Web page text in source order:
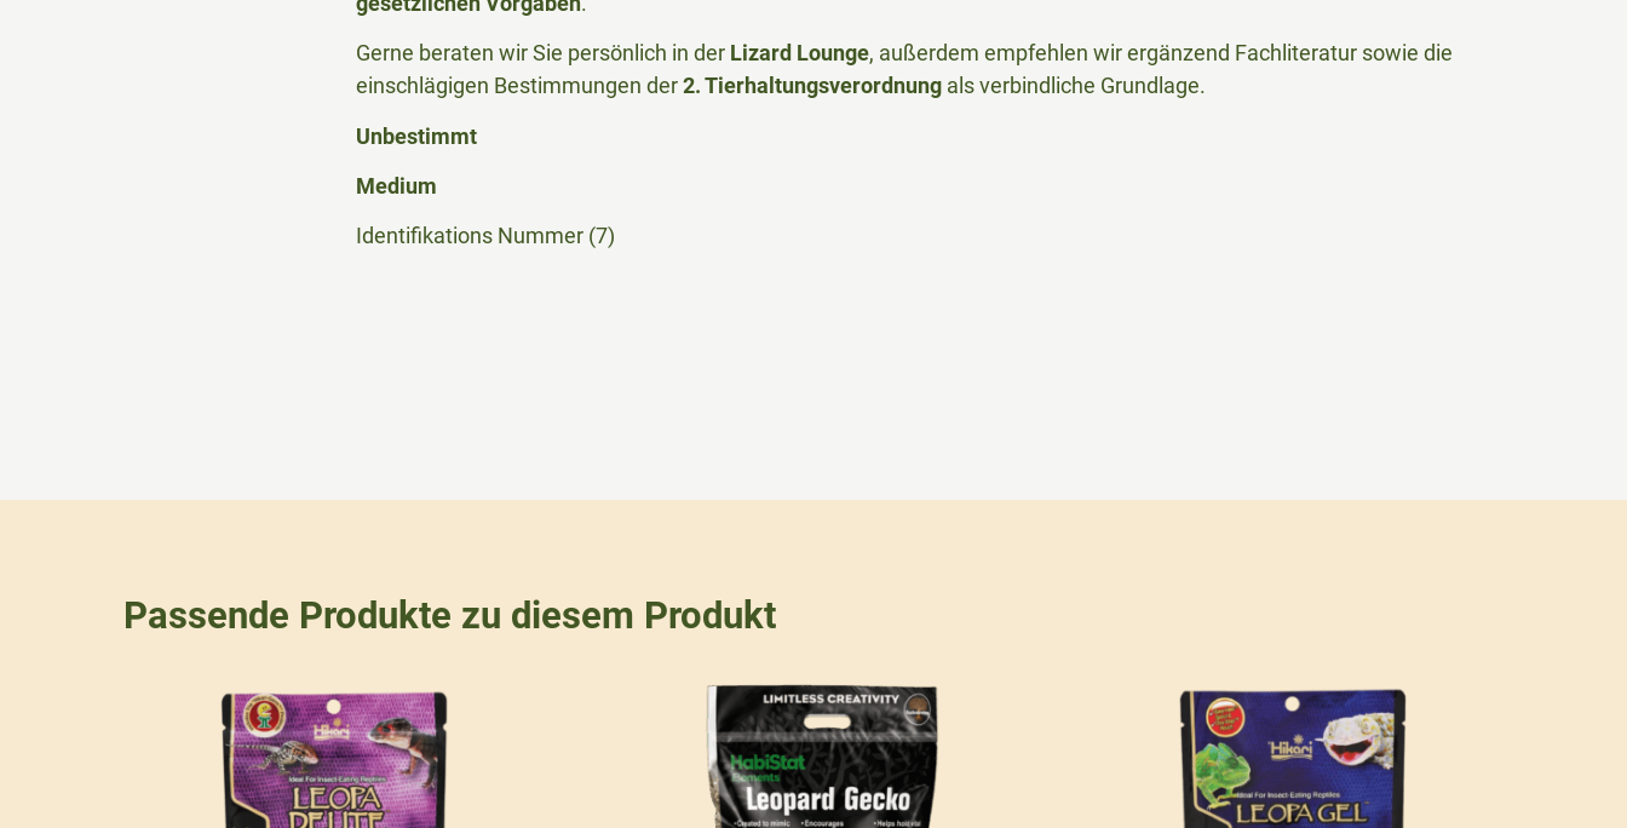
Gerne beraten wir Sie persönlich in der Lizard Lounge, außerdem empfehlen wir ergänzend Fachliteratur sowie die
einschlägigen Bestimmungen der2. Tierhaltungsverordnungals verbindliche Grundlage.
Unbestimmt
Medium
Identifikations Nummer (7)
Passende Produkte zu diesem Produkt